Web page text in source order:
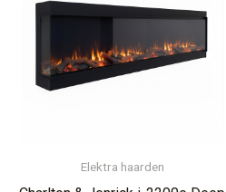
Elektra haarden